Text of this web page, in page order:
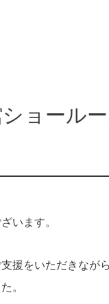
ョール
います。
援をいただきなが
。